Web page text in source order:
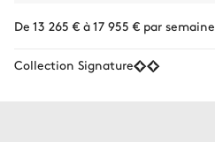
De 13 265 € à 17 955 € par semaine
Collection Signature